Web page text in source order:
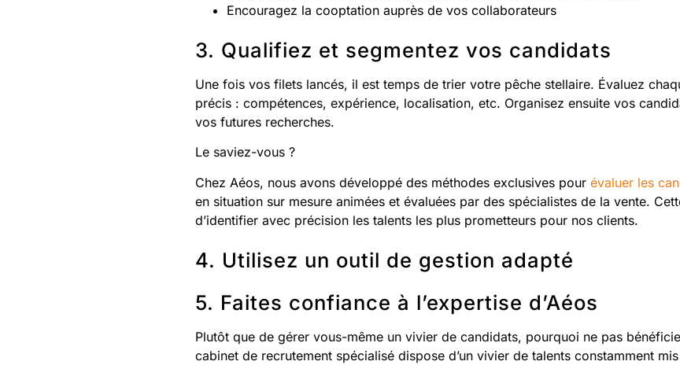
Encouragez la cooptation auprès de vos collaborateurs
3. Qualifiez et segmentez vos candidats
Une fois vos filets lancés, il est temps de trier votre pêche stellaire. Évaluez
précis : compétences, expérience, localisation, etc. Organisez ensuite vos
vos futures recherches.
Le saviez-vous ?
Chez Aéos, nous avons développé des méthodes exclusives pourévaluer les
en situation sur mesure animées et évaluées par des spécialistes de la vente.
d’identifier avec précision les talents les plus prometteurs pour nos clients.
4. Utilisez un outil de gestion adapté
5. Faites confiance à l’expertise d’Aéos
Plutôt que de gérer vous-même un vivier de candidats, pourquoi ne pas
cabinet de recrutement spécialisé dispose d’un vivier de talents constamment